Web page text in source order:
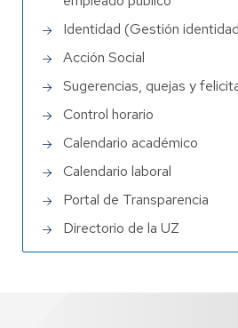
Identidad (Gestión
Acción Social
Sugerencias, quejas y
Control horario
Calendario académico
Calendario laboral
Portal de Transparencia
Directorio de la UZ